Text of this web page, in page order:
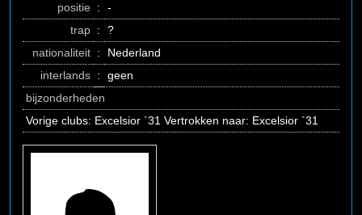
positie :
-
trap :
?
nationaliteit :
Nederland
interlands :
geen
bijzonderheden
Vorige clubs: Excelsior `31 Vertrokken naar: Excelsior `31